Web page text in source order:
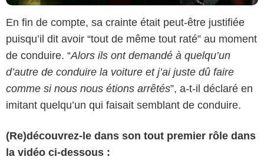
En fin de compte, sa crainte était peut-être justifiée
puisqu’il dit avoir “tout de même tout raté” au moment
de conduire. “Alors ils ont demandé à quelqu’un
d’autre de conduire la voiture et j’ai juste dû faire
comme si nous nous étions arrêtés”, a-t-il déclaré en
imitant quelqu’un qui faisait semblant de conduire.
(Re)découvrez-le dans son tout premier rôle dans
la vidéo ci-dessous :